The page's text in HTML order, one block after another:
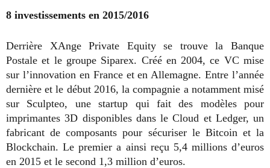
8 investissements en 2015/2016
Derrière XAnge Private Equity se trouve la Banque
Postale et le groupe Siparex. Créé en 2004, ce VC mise
sur l’innovation en France et en Allemagne. Entre l’année
dernière et le début 2016, la compagnie a notamment misé
sur Sculpteo, une startup qui fait des modèles pour
imprimantes 3D disponibles dans le Cloud et Ledger, un
fabricant de composants pour sécuriser le Bitcoin et la
Blockchain. Le premier a ainsi reçu 5,4 millions d’euros
en 2015 et le second 1,3 million d’euros.